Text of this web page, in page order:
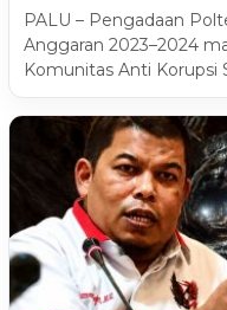
PALU – Pengadaan
Anggaran 2023–2024
Komunitas Anti Korupsi